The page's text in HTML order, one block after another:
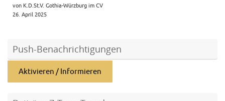
von K.D.St.V. Gothia-Würzburg im CV
26. April 2025
Push-Benachrichtigungen
Aktivieren / Informieren